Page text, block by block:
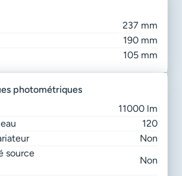
237 mm
190 mm
105 mm
photométriques
11000 lm
120
Non
source
Non